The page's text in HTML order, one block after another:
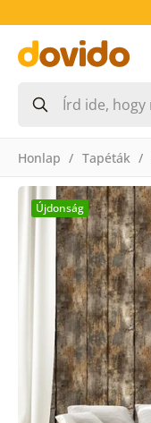
Honlap Tapéták
Újdonság